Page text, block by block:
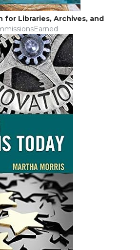
for Libraries, Archives, and